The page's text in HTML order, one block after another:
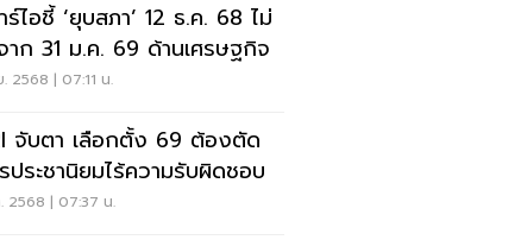
ไอชี้ ‘ยุบสภา’ 12 ธ.ค. 68 ไม่
าก 31 ม.ค. 69 ด้านเศรษฐกิจ
2568 | 07:11 น.
จับตา เลือกตั้ง 69 ต้องตัด
ประชานิยมไร้ความรับผิดชอบ
2568 | 07:37 น.